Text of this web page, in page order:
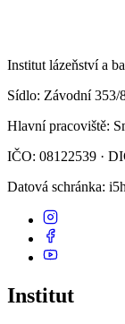
Institut lázeňství a
Sídlo: Závodní 353/
Hlavní pracoviště:
IČO: 08122539 ·
Datová schránka:
Institut